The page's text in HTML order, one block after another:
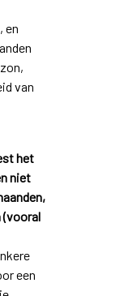
en
van
het
niet
(vooral
een